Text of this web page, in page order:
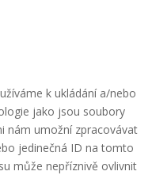
k ukládání a/nebo
jako jsou soubory
nám umožní zpracovávat
jedinečná ID na tomto
může nepříznivě ovlivnit